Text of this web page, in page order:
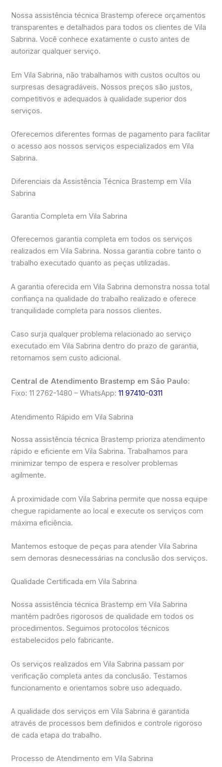
Nossa assistência técnica Brastemp oferece orçamentos
transparentes e detalhados para todos os clientes de Vila
Sabrina. Você conhece exatamente o custo antes de
autorizar qualquer serviço.
Em Vila Sabrina, não trabalhamos with custos ocultos ou
surpresas desagradáveis. Nossos preços são justos,
competitivos e adequados à qualidade superior dos
serviços.
Oferecemos diferentes formas de pagamento para facilitar
o acesso aos nossos serviços especializados em Vila
Sabrina.
Diferenciais da Assistência Técnica Brastemp em Vila
Sabrina
Garantia Completa em Vila Sabrina
Oferecemos garantia completa em todos os serviços
realizados em Vila Sabrina. Nossa garantia cobre tanto o
trabalho executado quanto as peças utilizadas.
A garantia oferecida em Vila Sabrina demonstra nossa total
confiança na qualidade do trabalho realizado e oferece
tranquilidade completa para nossos clientes.
Caso surja qualquer problema relacionado ao serviço
executado em Vila Sabrina dentro do prazo de garantia,
retornamos sem custo adicional.
Central de Atendimento Brastemp em São Paulo:
Fixo: 11 2762-1480 – WhatsApp:11 97410-0311
Atendimento Rápido em Vila Sabrina
Nossa assistência técnica Brastemp prioriza atendimento
rápido e eficiente em Vila Sabrina. Trabalhamos para
minimizar tempo de espera e resolver problemas
agilmente.
A proximidade com Vila Sabrina permite que nossa equipe
chegue rapidamente ao local e execute os serviços com
máxima eficiência.
Mantemos estoque de peças para atender Vila Sabrina
sem demoras desnecessárias na conclusão dos serviços.
Qualidade Certificada em Vila Sabrina
Nossa assistência técnica Brastemp em Vila Sabrina
mantém padrões rigorosos de qualidade em todos os
procedimentos. Seguimos protocolos técnicos
estabelecidos pelo fabricante.
Os serviços realizados em Vila Sabrina passam por
verificação completa antes da conclusão. Testamos
funcionamento e orientamos sobre uso adequado.
A qualidade dos serviços em Vila Sabrina é garantida
através de processos bem definidos e controle rigoroso
de cada etapa do trabalho.
Processo de Atendimento em Vila Sabrina